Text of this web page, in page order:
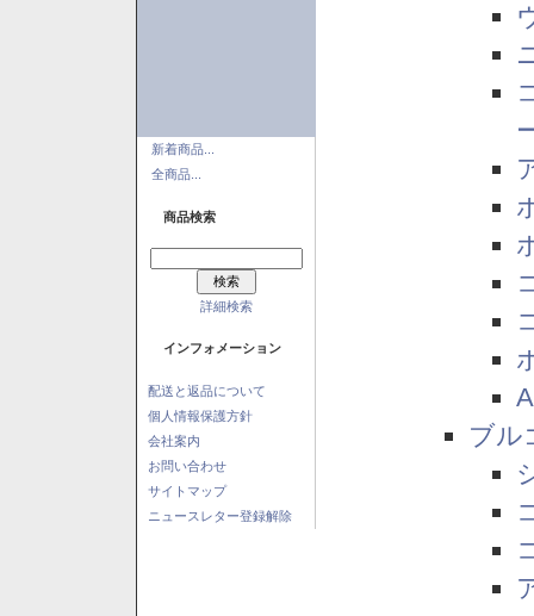
新着商品...
全商品...
商品検索
詳細検索
インフォメーション
配送と返品について
個人情報保護方針
会社案内
お問い合わせ
サイトマップ
ニュースレター登録解除
ブル